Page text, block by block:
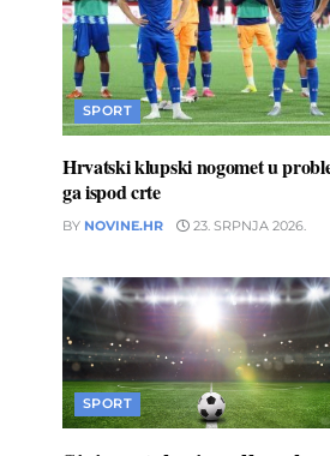
SPORT
Hrvatski klupski nogomet u
ga ispod crte
BY NOVINE.HR 23. SRPNJA 2026.
SPORT